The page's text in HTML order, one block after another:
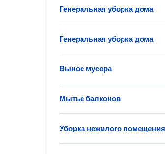
Генеральная уборка дома
Генеральная уборка дома
Вынос мусора
Мытье балконов
Уборка нежилого помещения